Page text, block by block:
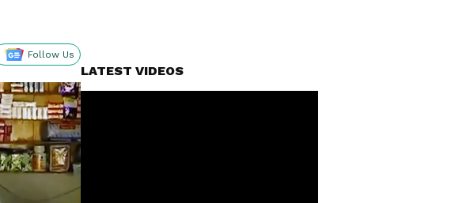
Follow Us
LATEST VIDEOS